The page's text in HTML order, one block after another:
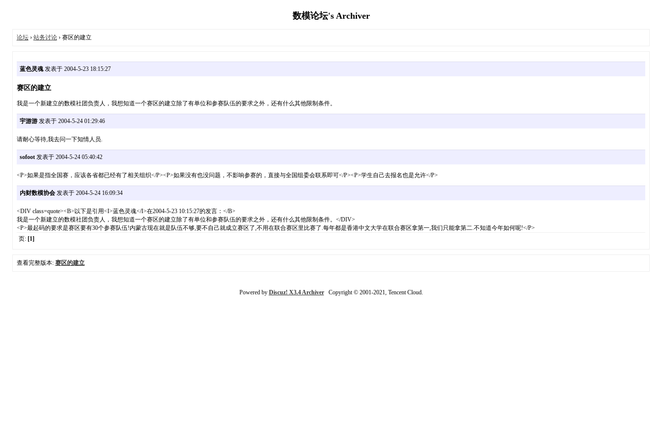
数模论坛's Archiver
论坛› 站务讨论› 赛区的建立
蓝色灵魂发表于 2004-5-23 18:15:27
赛区的建立
我是一个新建立的数模社团负责人，我想知道一个赛区的建立除了有单位和参赛队伍的要求之外，还有什么其他限制条件。
宇游游发表于 2004-5-24 01:29:46
请耐心等待,我去问一下知情人员.
sofoot发表于 2004-5-24 05:40:42
<P>如果是指全国赛，应该各省都已经有了相关组织</P><P>如果没有也没问题，不影响参赛的，直接与全国组委会联系即可</P><P>学生自己去报名也是允许</P>
内财数模协会发表于 2004-5-24 16:09:34
<DIV class=quote><B>以下是引用<I>蓝色灵魂</I>在2004-5-23 10:15:27的发言：</B>
我是一个新建立的数模社团负责人，我想知道一个赛区的建立除了有单位和参赛队伍的要求之外，还有什么其他限制条件。</DIV>
<P>最起码的要求是赛区要有30个参赛队伍!内蒙古现在就是队伍不够,要不自己就成立赛区了,不用在联合赛区里比赛了.每年都是香港中文大学在联合赛区拿第一,我们只能拿第二.不知道今年如何呢!</P>
页: [1]
查看完整版本: 赛区的建立
Powered by Discuz! X3.4 ArchiverCopyright © 2001-2021, Tencent Cloud.